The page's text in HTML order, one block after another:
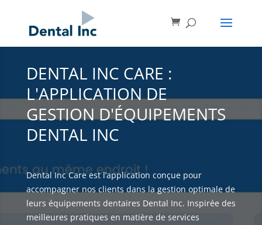
DENTAL INC CARE :
L'APPLICATION DE
GESTION D'ÉQUIPEMENTS
DENTAL INC
Dental Inc Care est l’application conçue pour
accompagner nos clients dans la gestion optimale de
leurs équipements dentaires Dental Inc. Inspirée des
meilleures pratiques en matière de services